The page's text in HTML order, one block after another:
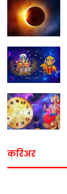
करिअर